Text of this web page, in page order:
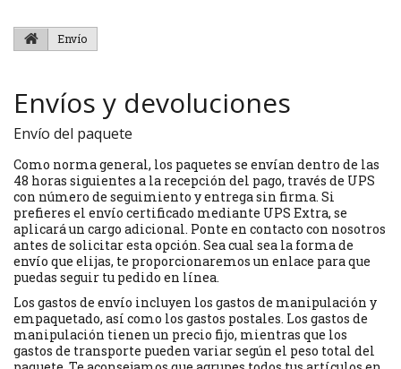
Envío
Envíos y devoluciones
Envío del paquete
Como norma general, los paquetes se envían dentro de las
48 horas siguientes a la recepción del pago, través de UPS
con número de seguimiento y entrega sin firma. Si
prefieres el envío certificado mediante UPS Extra, se
aplicará un cargo adicional. Ponte en contacto con nosotros
antes de solicitar esta opción. Sea cual sea la forma de
envío que elijas, te proporcionaremos un enlace para que
puedas seguir tu pedido en línea.
Los gastos de envío incluyen los gastos de manipulación y
empaquetado, así como los gastos postales. Los gastos de
manipulación tienen un precio fijo, mientras que los
gastos de transporte pueden variar según el peso total del